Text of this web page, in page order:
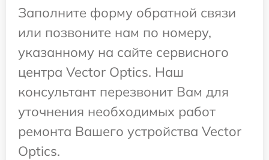
Заполните форму обратной связи
или позвоните нам по номеру,
указанному на сайте сервисного
центра Vector Optics. Наш
консультант перезвонит Вам для
уточнения необходимых работ
ремонта Вашего устройства Vector
Optics.